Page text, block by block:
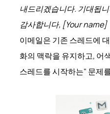
내드리겠습니다. 기대됩
감사합니다, [Your name]
이메일은 기존 스레드에
화의 맥락을 유지하고, 어
스레드를 시작하는" 문제